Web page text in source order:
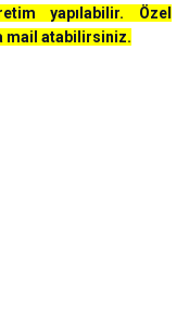
yapılabilir. Özel
mail atabilirsiniz.